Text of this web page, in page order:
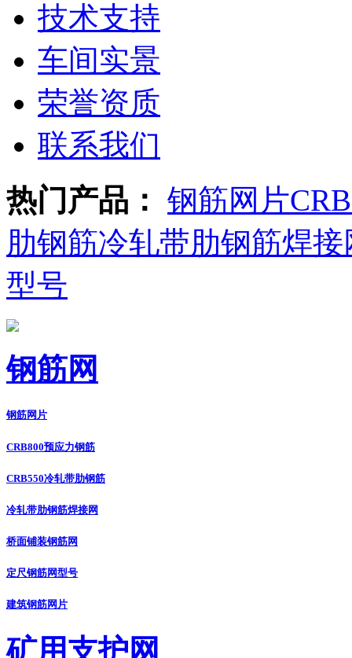
技术支持
车间实景
荣誉资质
联系我们
热门产品： 钢筋网片
肋钢筋冷轧带肋钢筋焊接
型号
钢筋网
钢筋网片
CRB800预应力钢筋
CRB550冷轧带肋钢筋
冷轧带肋钢筋焊接网
桥面铺装钢筋网
定尺钢筋网型号
建筑钢筋网片
矿用支护网